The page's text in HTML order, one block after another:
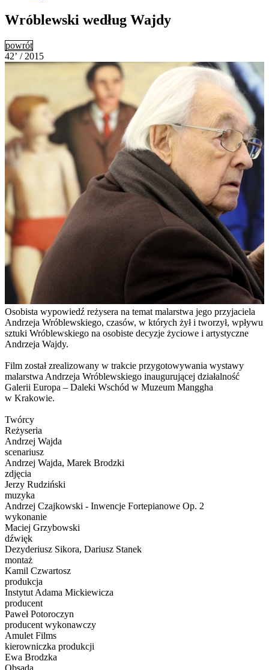
Wróblewski według Wajdy
powrót
42’ / 2015
Osobista wypowiedź reżysera na temat malarstwa jego przyjaciela
Andrzeja Wróblewskiego, czasów, w których żył i tworzył, wpływu
sztuki Wróblewskiego na osobiste decyzje życiowe i artystyczne
Andrzeja Wajdy.
Film został zrealizowany w trakcie przygotowywania wystawy
malarstwa Andrzeja Wróblewskiego inaugurującej działalność
Galerii Europa – Daleki Wschód w Muzeum Manggha
w Krakowie.
Twórcy
Reżyseria
Andrzej Wajda
scenariusz
Andrzej Wajda, Marek Brodzki
zdjęcia
Jerzy Rudziński
muzyka
Andrzej Czajkowski - Inwencje Fortepianowe Op. 2
wykonanie
Maciej Grzybowski
dźwięk
Dezyderiusz Sikora, Dariusz Stanek
montaż
Kamil Czwartosz
produkcja
Instytut Adama Mickiewicza
producent
Paweł Potoroczyn
producent wykonawczy
Amulet Films
kierowniczka produkcji
Ewa Brodzka
Obsada